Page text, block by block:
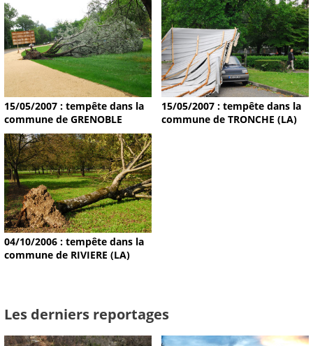
15/05/2007 : tempête dans la
commune de GRENOBLE
15/05/2007 : tempête dans la
commune de TRONCHE (LA)
04/10/2006 : tempête dans la
commune de RIVIERE (LA)
Les derniers reportages